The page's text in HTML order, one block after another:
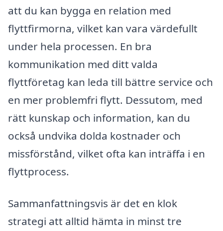
att du kan bygga en relation med
flyttfirmorna, vilket kan vara värdefullt
under hela processen. En bra
kommunikation med ditt valda
flyttföretag kan leda till bättre service och
en mer problemfri flytt. Dessutom, med
rätt kunskap och information, kan du
också undvika dolda kostnader och
missförstånd, vilket ofta kan inträffa i en
flyttprocess.
Sammanfattningsvis är det en klok
strategi att alltid hämta in minst tre